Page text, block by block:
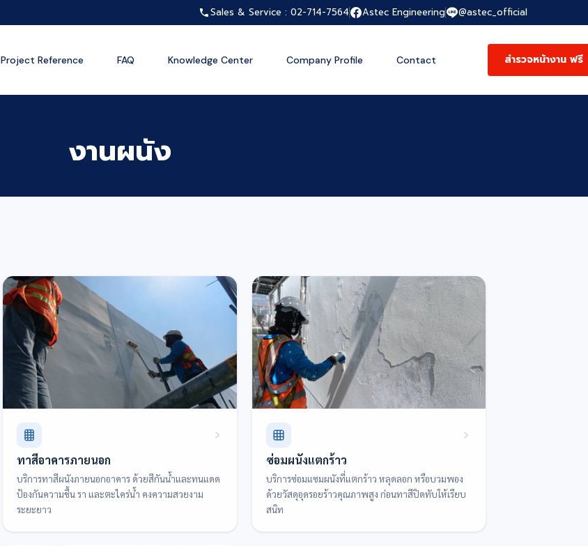
Sales & Service : 02-714-7564 Astec Engineering @astec_official
Project Reference FAQ Knowledge Center Company Profile Contact สำรวจหน้างาน ฟรี
งานผนัง
ทาสีอาคารภายนอก
บริการทาสีผนังภายนอกอาคาร ด้วยสีกันน้ำและทนแดด
ป้องกันความชื้น รา และตะไคร่น้ำ คงความสวยงาม
ระยะยาว
ซ่อมผนังแตกร้าว
บริการซ่อมแซมผนังที่แตกร้าว หลุดลอก หรือบวมพอง
ด้วยวัสดุอุดรอยร้าวคุณภาพสูง ก่อนทาสีปิดทับให้เรียบ
สนิท